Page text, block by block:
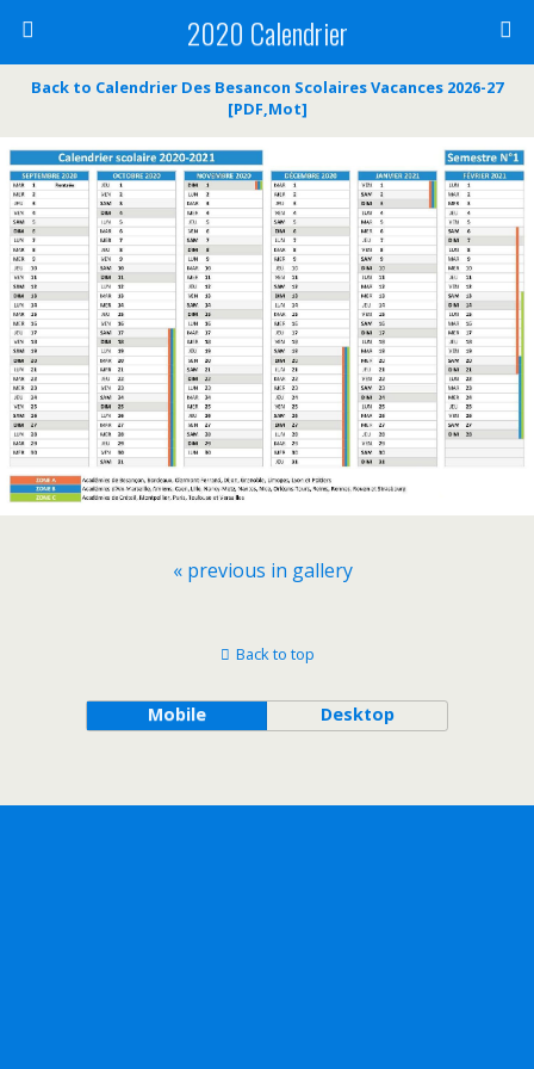
2020 Calendrier
Back to Calendrier Des Besancon Scolaires Vacances 2026-27
[PDF,Mot]
« previous in gallery
Back to top
Mobile Desktop